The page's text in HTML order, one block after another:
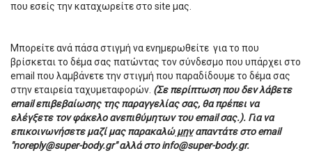
που εσείς την καταχωρείτε στο site μας.
Μπορείτε ανά πάσα στιγμή να ενημερωθείτε για το που
βρίσκεται το δέμα σας πατώντας τον σύνδεσμο που υπάρχει στο
email που λαμβάνετε την στιγμή που παραδίδουμε το δέμα σας
στην εταιρεία ταχυμεταφορών. (Σε περίπτωση που δεν λάβετε
email επιβεβαίωσης της παραγγελίας σας, θα πρέπει να
ελέγξετε τον φάκελο ανεπιθύμητων του email σας.). Για να
επικοινωνήσετε μαζί μας παρακαλώμηναπαντάτε στο email
"noreply@super-body.gr" αλλά στο info@super-body.gr.